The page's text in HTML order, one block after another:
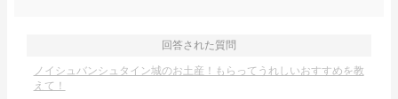
回答された質問
ノイシュバンシュタイン城のお土産！もらってうれしいおすすめを教
えて！